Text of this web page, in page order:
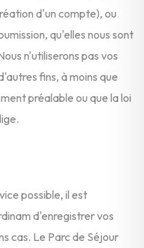
d'un compte), ou
qu'elles nous sont
n'utiliserons pas vos
fins, à moins que
préalable ou que la loi
possible, il est
d'enregistrer vos
cas. Le Parc de Séjour